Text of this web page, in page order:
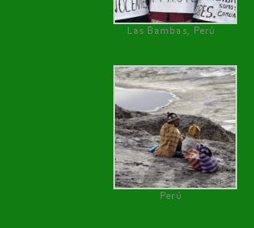
Las Bambas, Perú
Perú